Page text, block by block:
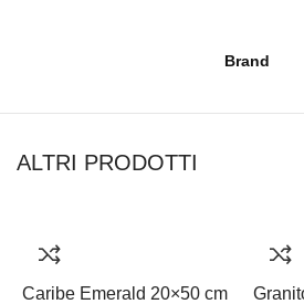
Brand
ALTRI PRODOTTI
Caribe Emerald 20×50 cm